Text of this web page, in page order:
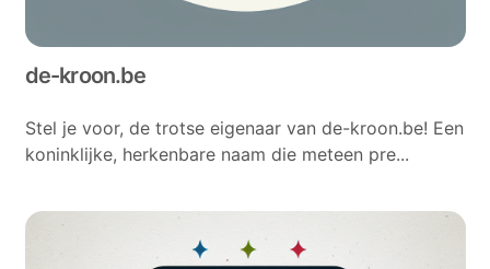
de-kroon.be
Stel je voor, de trotse eigenaar van de-kroon.be! Een
koninklijke, herkenbare naam die meteen pre...